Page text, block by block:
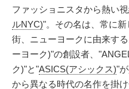
ファッショニスタから熱い
ルNYC)"。その名は、常に
街、ニューヨークに由来す
ーヨーク)"の創設者、
ク)"と"ASICS(アシックス)"
から異なる時代の名作を掛